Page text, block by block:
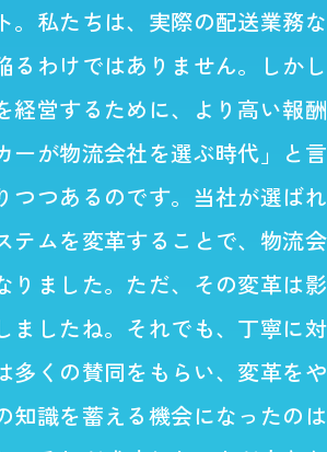
。私たちは、実際の配送業務
るわけではありません。しか
経営するために、より高い報
ーが物流会社を選ぶ時代」と
つつあるのです。当社が選ば
テムを変革することで、物流
りました。ただ、その変革は
ましたね。それでも、丁寧に
多くの賛同をもらい、変革を
知識を蓄える機会になったの